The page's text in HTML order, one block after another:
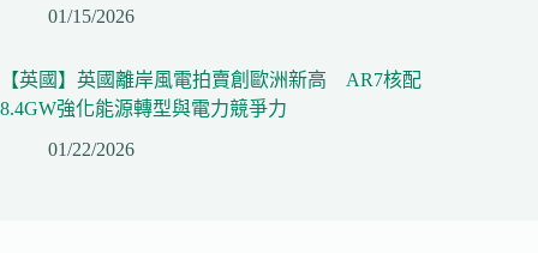
01/15/2026
【英國】英國離岸風電拍賣創歐洲新高 AR7核配
8.4GW強化能源轉型與電力競爭力
01/22/2026